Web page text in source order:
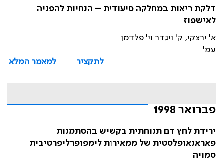
דלקת ריאות במחלקה סיעודית – הנחיות להפניה
לאישפוז
א' ירצקי, ק' ויגדר וי' פלדמן
עמ'
לתקציר
למאמר המלא
פברואר 1998
ירידת לחץ דם תנוחתית בקשיש בהסתמנות
פאראנאופלסטית של ממאירות לימפופרליפרטיבית
סמויה